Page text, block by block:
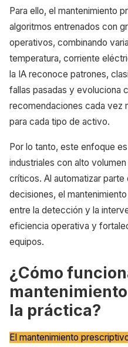
Para ello, el mantenimiento
algoritmos entrenados con
operativos, combinando
temperatura, corriente
la IA reconoce patrones,
fallas pasadas y evoluciona
recomendaciones cada vez
para cada tipo de activo.
Por lo tanto, este enfoque
industriales con alto
críticos. Al automatizar
decisiones, el
entre la detección y la
eficiencia operativa y
equipos.
¿Cómo
la práctica?
El mantenimiento